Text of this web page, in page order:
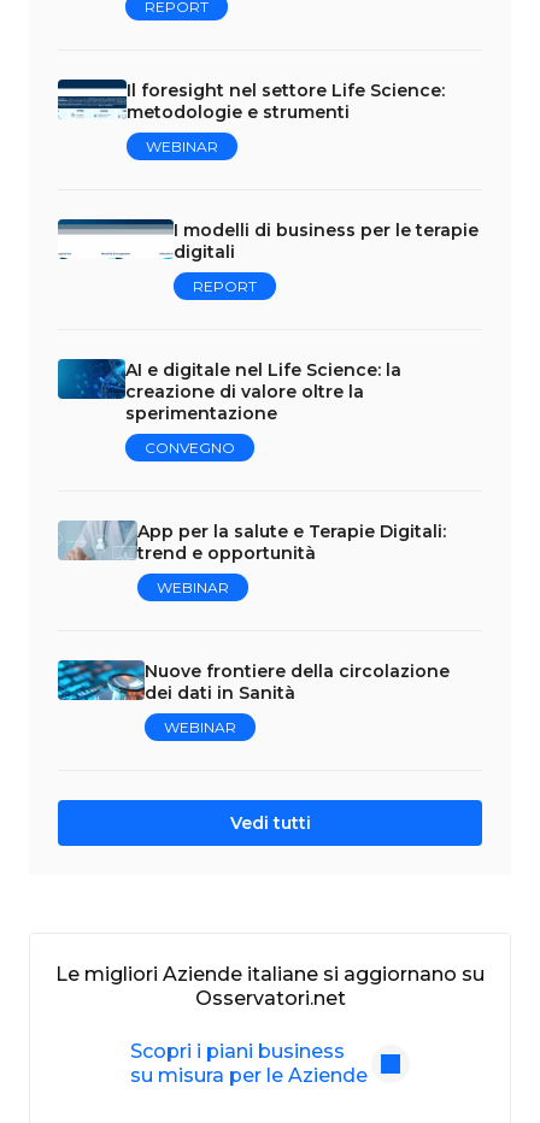
REPORT
Il foresight nel settore Life Science:
metodologie e strumenti
WEBINAR
I modelli di business per le terapie
digitali
REPORT
AI e digitale nel Life Science: la
creazione di valore oltre la
sperimentazione
CONVEGNO
App per la salute e Terapie Digitali:
trend e opportunità
WEBINAR
Nuove frontiere della circolazione
dei dati in Sanità
WEBINAR
Vedi tutti
Le migliori Aziende italiane si aggiornano su
Osservatori.net
Scopri i piani business
su misura per le Aziende